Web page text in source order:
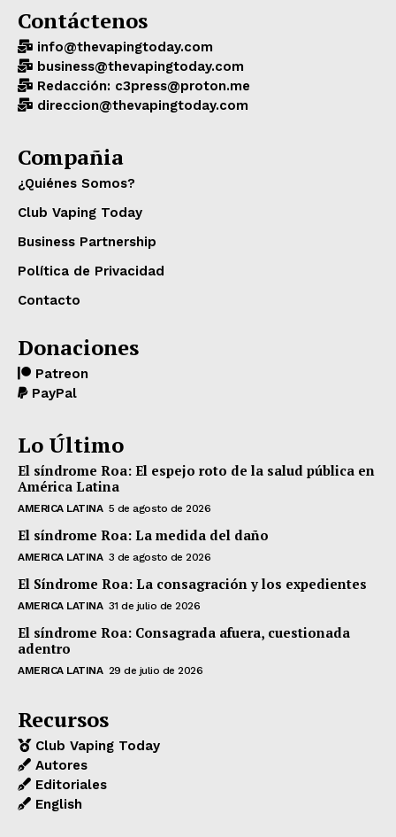
Contáctenos
info@thevapingtoday.com
business@thevapingtoday.com
Redacción: c3press@proton.me
direccion@thevapingtoday.com
Compañia
¿Quiénes Somos?
Club Vaping Today
Business Partnership
Política de Privacidad
Contacto
Donaciones
Patreon
PayPal
Lo Último
El síndrome Roa: El espejo roto de la salud pública en
América Latina
AMERICA LATINA 5 de agosto de 2026
El síndrome Roa: La medida del daño
AMERICA LATINA 3 de agosto de 2026
El Síndrome Roa: La consagración y los expedientes
AMERICA LATINA 31 de julio de 2026
El síndrome Roa: Consagrada afuera, cuestionada
adentro
AMERICA LATINA 29 de julio de 2026
Recursos
Club Vaping Today
Autores
Editoriales
English